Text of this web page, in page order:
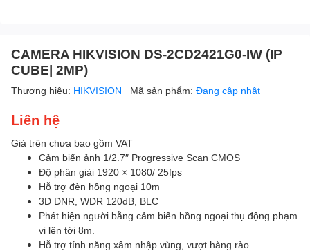
CAMERA HIKVISION DS-2CD2421G0-IW (IP
CUBE| 2MP)
Thương hiệu: HIKVISION Mã sản phẩm: Đang cập nhật
Liên hệ
Giá trên chưa bao gồm VAT
Cảm biến ảnh 1/2.7″ Progressive Scan CMOS
Độ phân giải 1920 × 1080/ 25fps
Hỗ trợ đèn hồng ngoại 10m
3D DNR, WDR 120dB, BLC
Phát hiện người bằng cảm biến hồng ngoại thụ động phạm
vi lên tới 8m.
Hỗ trợ tính năng xâm nhập vùng, vượt hàng rào